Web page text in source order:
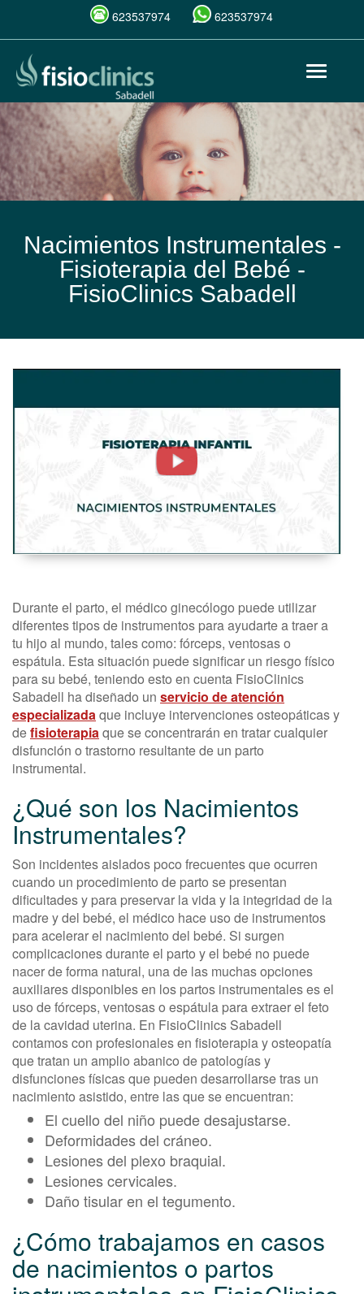
Pasar
contenido
principal
623537974 623537974
Toggle
Nacimientos Instrumentales -
Fisioterapia del Bebé -
FisioClinics Sabadell
Nacimientos
Instrumentales.
Fisioterapia
FisioClinics
Durante el parto, el médico ginecólogo puede utilizar
diferentes tipos de instrumentos para ayudarte a traer a
tu hijo al mundo, tales como: fórceps, ventosas o
espátula. Esta situación puede significar un riesgo físico
para su bebé, teniendo esto en cuenta FisioClinics
Sabadell ha diseñado un servicio de atención
especializadaque incluye intervenciones osteopáticas y
defisioterapiaque se concentrarán en tratar cualquier
disfunción o trastorno resultante de un parto
instrumental.
¿Qué son los Nacimientos
Instrumentales?
Son incidentes aislados poco frecuentes que ocurren
cuando un procedimiento de parto se presentan
dificultades y para preservar la vida y la integridad de la
madre y del bebé, el médico hace uso de instrumentos
para acelerar el nacimiento del bebé. Si surgen
complicaciones durante el parto y el bebé no puede
nacer de forma natural, una de las muchas opciones
auxiliares disponibles en los partos instrumentales es el
uso de fórceps, ventosas o espátula para extraer el feto
de la cavidad uterina. En FisioClinics Sabadell
contamos con profesionales en fisioterapia y osteopatía
que tratan un amplio abanico de patologías y
disfunciones físicas que pueden desarrollarse tras un
nacimiento asistido, entre las que se encuentran:
El cuello del niño puede desajustarse.
Deformidades del cráneo.
Lesiones del plexo braquial.
Lesiones cervicales.
Daño tisular en el tegumento.
¿Cómo trabajamos en casos
de nacimientos o partos